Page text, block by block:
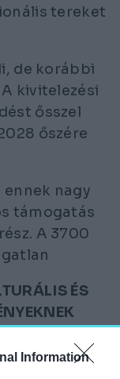
Information
tereket
de korábbi
kivitelezési
ősszel
őszére
nagy
támogatás
A 3700
ÉS
és